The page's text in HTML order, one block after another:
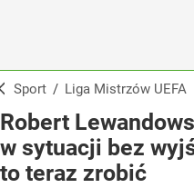
Sport / Liga Mistrzów UEFA
Robert
w sytuacji bez
to teraz zrobić